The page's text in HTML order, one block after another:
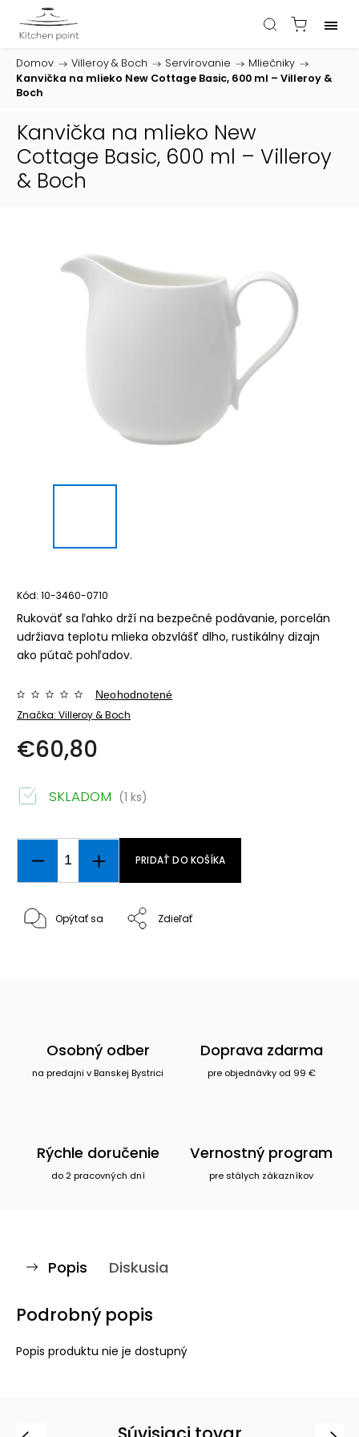
Domov / Villeroy & Boch / Servírovanie / Mliečniky /
Kanvička na mlieko New Cottage Basic, 600 ml – Villeroy &
Boch
Kanvička na mlieko New
Cottage Basic, 600 ml – Villeroy
& Boch
Kód: 10-3460-0710
Rukoväť sa ľahko drží na bezpečné podávanie, porcelán
udržiava teplotu mlieka obzvlášť dlho, rustikálny dizajn
ako pútač pohľadov.
Značka: Villeroy & Boch
Neohodnotené
€60,80
SKLADOM (1 ks)
PRIDAŤ DO KOŠÍKA
Opýtať sa Zdieľať
Osobný odber
na predajni v Banskej Bystrici
Doprava zdarma
pre objednávky od 99 €
Rýchle doručenie
do 2 pracovných dní
Vernostný program
pre stálych zákazníkov
Popis Diskusia
Podrobný popis
Popis produktu nie je dostupný